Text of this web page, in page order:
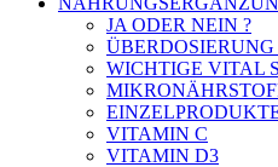
JA ODER NEIN ?
ÜBERDOSIERUNG
WICHTIGE VITAL
VITAMIN C
VITAMIN D3